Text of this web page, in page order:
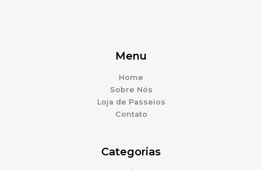
Menu
Home
Sobre Nós
Loja de Passeios
Contato
Categorias